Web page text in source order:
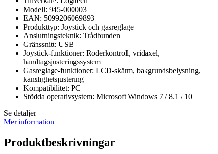
Modell: 945-000003
EAN: 5099206069893
Produkttyp: Joystick och gasreglage
Anslutningsteknik: Trådbunden
Gränssnitt: USB
Joystick-funktioner: Roderkontroll, vridaxel,
handtagsjusteringssystem
Gasreglage-funktioner: LCD-skärm, bakgrundsbelysning,
känslighetsjustering
Kompatibilitet: PC
Stödda operativsystem: Microsoft Windows 7 / 8.1 / 10
Se detaljer
Mer information
Produktbeskrivningar